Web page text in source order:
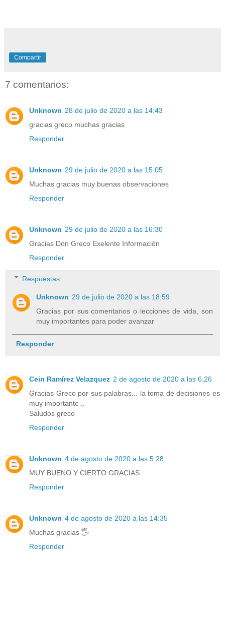
Compartir
7 comentarios:
Unknown 28 de julio de 2020 a las 14:43
gracias greco muchas gracias
Responder
Unknown 29 de julio de 2020 a las 15:05
Muchas gracias muy buenas observaciones
Responder
Unknown 29 de julio de 2020 a las 16:30
Gracias Don Greco Exelente Información
Responder
Respuestas
Unknown 29 de julio de 2020 a las 18:59
Gracias por sus comentarios o lecciones de vida, son
muy importantes para poder avanzar
Responder
Cein Ramírez Velazquez 2 de agosto de 2020 a las 6:26
Gracias Greco por sus palabras... la toma de decisiones es
muy importante ..
Saludos greco
Responder
Unknown 4 de agosto de 2020 a las 5:28
MUY BUENO Y CIERTO GRACIAS
Responder
Unknown 4 de agosto de 2020 a las 14:35
Muchas gracias 🖐️
Responder